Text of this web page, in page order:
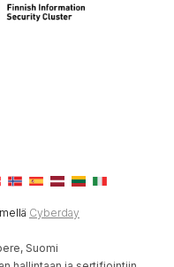
Cyberday
Suomi